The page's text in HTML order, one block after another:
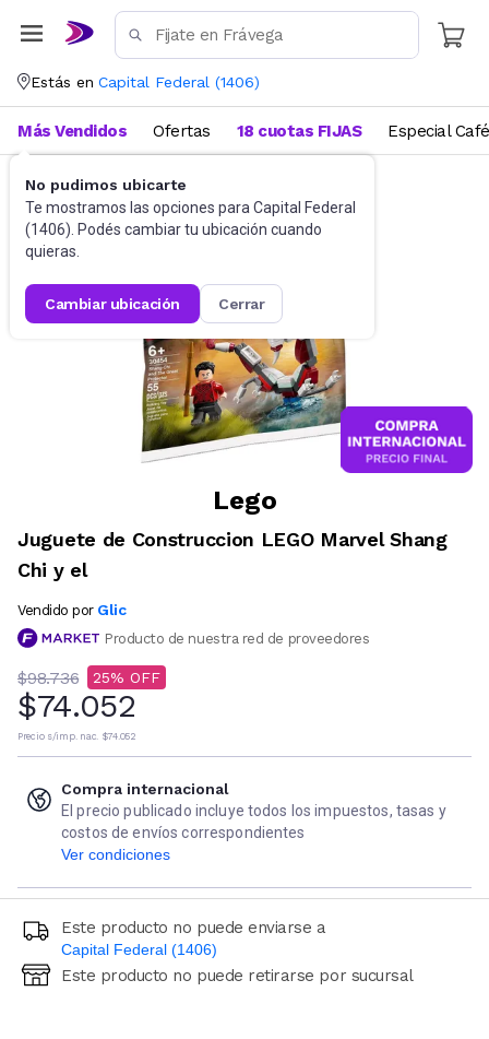
Estás en Capital Federal (1406)
No pudimos ubicarte
Te mostramos las opciones para Capital Federal
(1406). Podés cambiar tu ubicación cuando
quieras.
cambiar ubicación cerrar
Más Vendidos Ofertas 18 cuotas FIJAS Especial Café
Juguetes y Juegos
Lego
Juguete de Construccion LEGO Marvel Shang
Chi y el
Vendido por Glic
Producto de nuestra red de proveedores
$98.736 25
$74.052
Precio s/imp. nac. $74.052
Compra internacional
El precio publicado incluye todos los impuestos, tasas y
costos de envíos correspondientes
Ver condiciones
Este producto no puede enviarse a
Capital Federal (1406)
Ingresá código postal (sólo números)
Este producto no puede retirarse por sucursal